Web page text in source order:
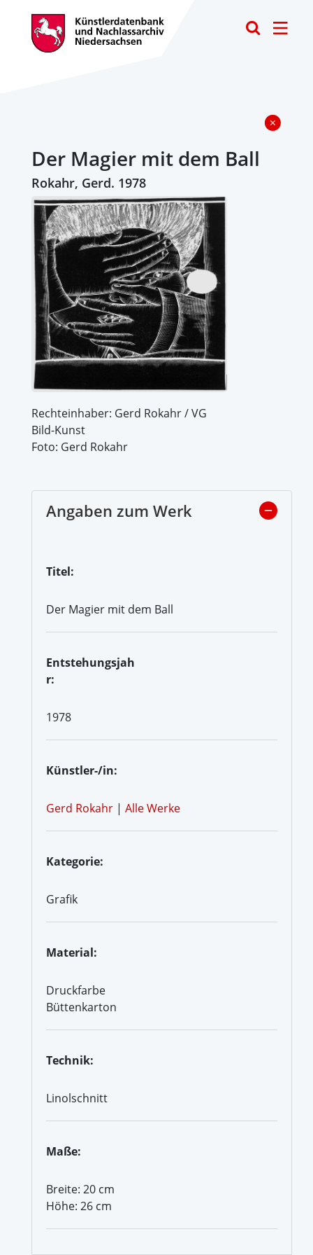
Der Magier mit dem Ball
Rokahr, Gerd. 1978
Rechteinhaber: Gerd Rokahr / VG
Bild-Kunst
Foto: Gerd Rokahr
Angaben zum Werk
Titel:
Der Magier mit dem Ball
Entstehungsjah
r:
1978
Künstler-/in:
Gerd Rokahr | Alle Werke
Kategorie:
Grafik
Material:
Druckfarbe
Büttenkarton
Technik:
Linolschnitt
Maße:
Breite: 20 cm
Höhe: 26 cm